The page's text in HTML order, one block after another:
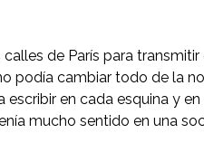
de París para
podía cambiar todo de la
en cada esquina y
mucho sentido en una